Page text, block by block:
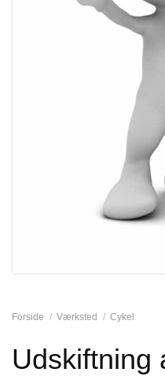
Forside / Værksted / Cykel